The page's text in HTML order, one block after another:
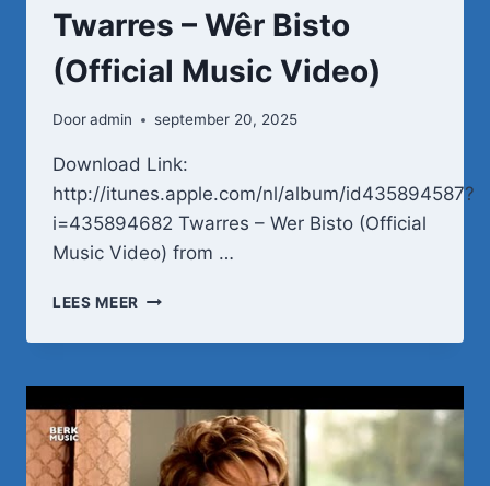
Twarres – Wêr Bisto
(Official Music Video)
Dooradmin september 20, 2025
Download Link:
http://itunes.apple.com/nl/album/id435894587?
i=435894682 Twarres – Wer Bisto (Official
Music Video) from …
LEES MEER TWARRES
WÊR
(OFFICIAL
MUSIC
VIDEO)